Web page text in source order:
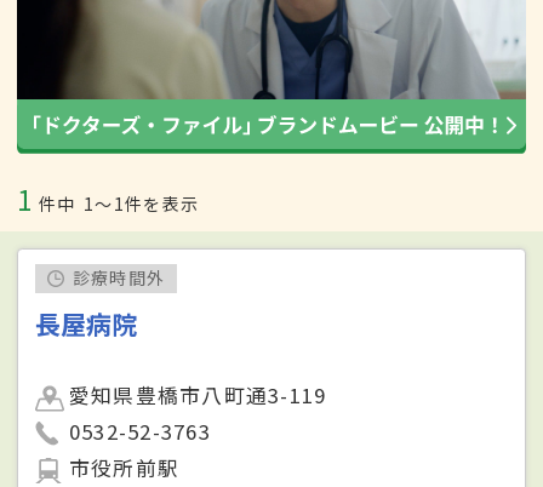
1 件中 1〜1件を表示
診療時間外
長屋病院
愛知県豊橋市八町通3-119
0532-52-3763
市役所前駅